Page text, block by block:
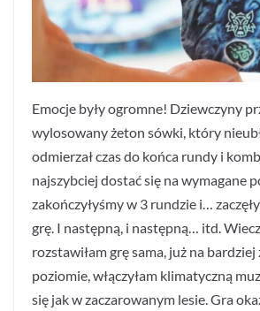
Emocje były ogromne! Dziewczyny
wylosowany żeton sówki, który
odmierzał czas do końca rundy i
najszybciej dostać się na wymagane
zakończyłyśmy w 3 rundzie i…
grę. I następną, i następną… itd.
rozstawiłam grę sama, już na
poziomie, włączyłam klimatyczną
się jak w zaczarowanym lesie. Gra